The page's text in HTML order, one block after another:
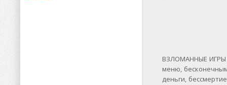
ВЗЛОМАННЫЕ ИГРЫ
меню,
деньги,